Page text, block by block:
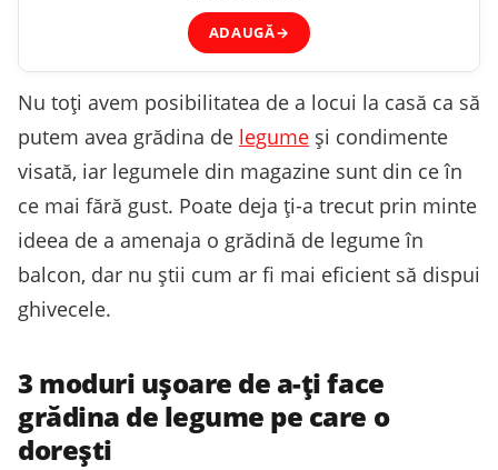
ADAUGĂ→
Nu toţi avem posibilitatea de a locui la casă ca să
putem avea grădina de legume şi condimente
visată, iar legumele din magazine sunt din ce în
ce mai fără gust. Poate deja ţi-a trecut prin minte
ideea de a amenaja o grădină de legume în
balcon, dar nu ştii cum ar fi mai eficient să dispui
ghivecele.
3 moduri uşoare de a-ţi face
grădina de legume pe care o
doreşti